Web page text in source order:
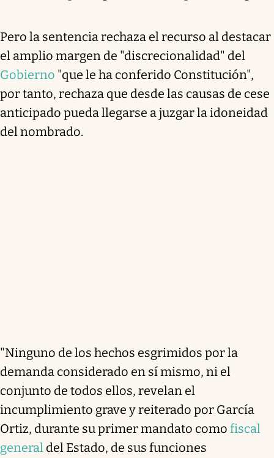
Pero la sentencia rechaza el recurso al destacar
el amplio margen de "discrecionalidad" del
Gobierno "que le ha conferido Constitución",
por tanto, rechaza que desde las causas de cese
anticipado pueda llegarse a juzgar la idoneidad
del nombrado.
"Ninguno de los hechos esgrimidos por la
demanda considerado en sí mismo, ni el
conjunto de todos ellos, revelan el
incumplimiento grave y reiterado por García
Ortiz, durante su primer mandato como fiscal
general del Estado, de sus funciones